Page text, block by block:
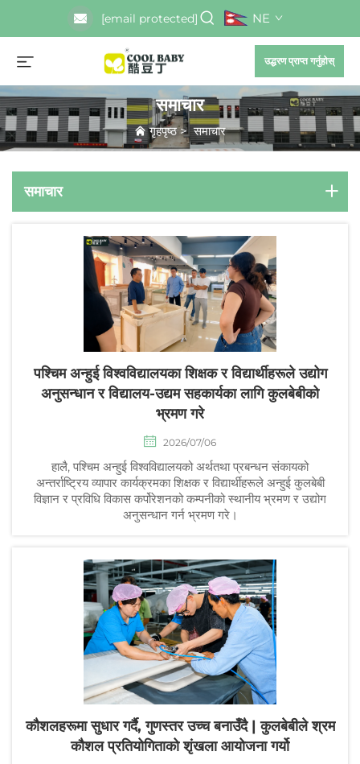
[email protected] NE
उद्धरण प्राप्त गर्नुहोस्
समाचार
गृहपृष्ठ>समाचार
समाचार
पश्चिम अन्हुई विश्वविद्यालयका शिक्षक र विद्यार्थीहरूले उद्योग
अनुसन्धान र विद्यालय-उद्यम सहकार्यका लागि कुलबेबीको
भ्रमण गरे
2026/07/06
हालै, पश्चिम अन्हुई विश्वविद्यालयको अर्थतथा प्रबन्धन संकायको
अन्तर्राष्ट्रिय व्यापार कार्यक्रमका शिक्षक र विद्यार्थीहरूले अन्हुई कुलबेबी
विज्ञान र प्रविधि विकास कर्पोरेशनको कम्पनीको स्थानीय भ्रमण र उद्योग
अनुसन्धान गर्न भ्रमण गरे।
कौशलहरूमा सुधार गर्दै, गुणस्तर उच्च बनाउँदै | कुलबेबीले श्रम
कौशल प्रतियोगिताको शृंखला आयोजना गर्यो